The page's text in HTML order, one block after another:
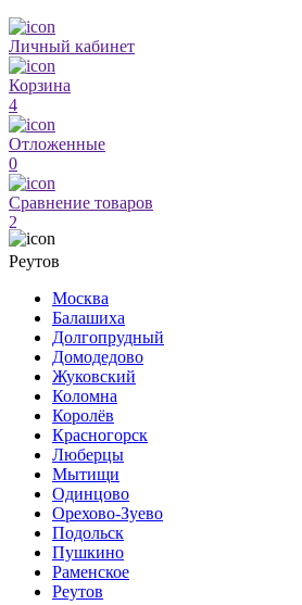
Личный кабинет
Корзина
4
Отложенные
0
Сравнение товаров
2
Реутов
Москва
Балашиха
Долгопрудный
Домодедово
Жуковский
Коломна
Королёв
Красногорск
Люберцы
Мытищи
Одинцово
Орехово-Зуево
Подольск
Пушкино
Раменское
Реутов